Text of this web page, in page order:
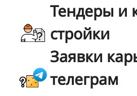
Тендеры и
стройки
Заявки
телеграм